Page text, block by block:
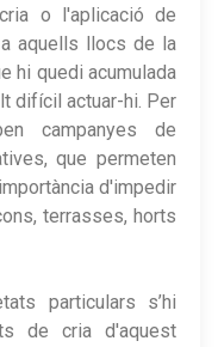
o l'aplicació de
aquells llocs de la
hi quedi acumulada
difícil actuar-hi. Per
campanyes de
que permeten
d'impedir
terrasses, horts
particulars s’hi
de cria d'aquest